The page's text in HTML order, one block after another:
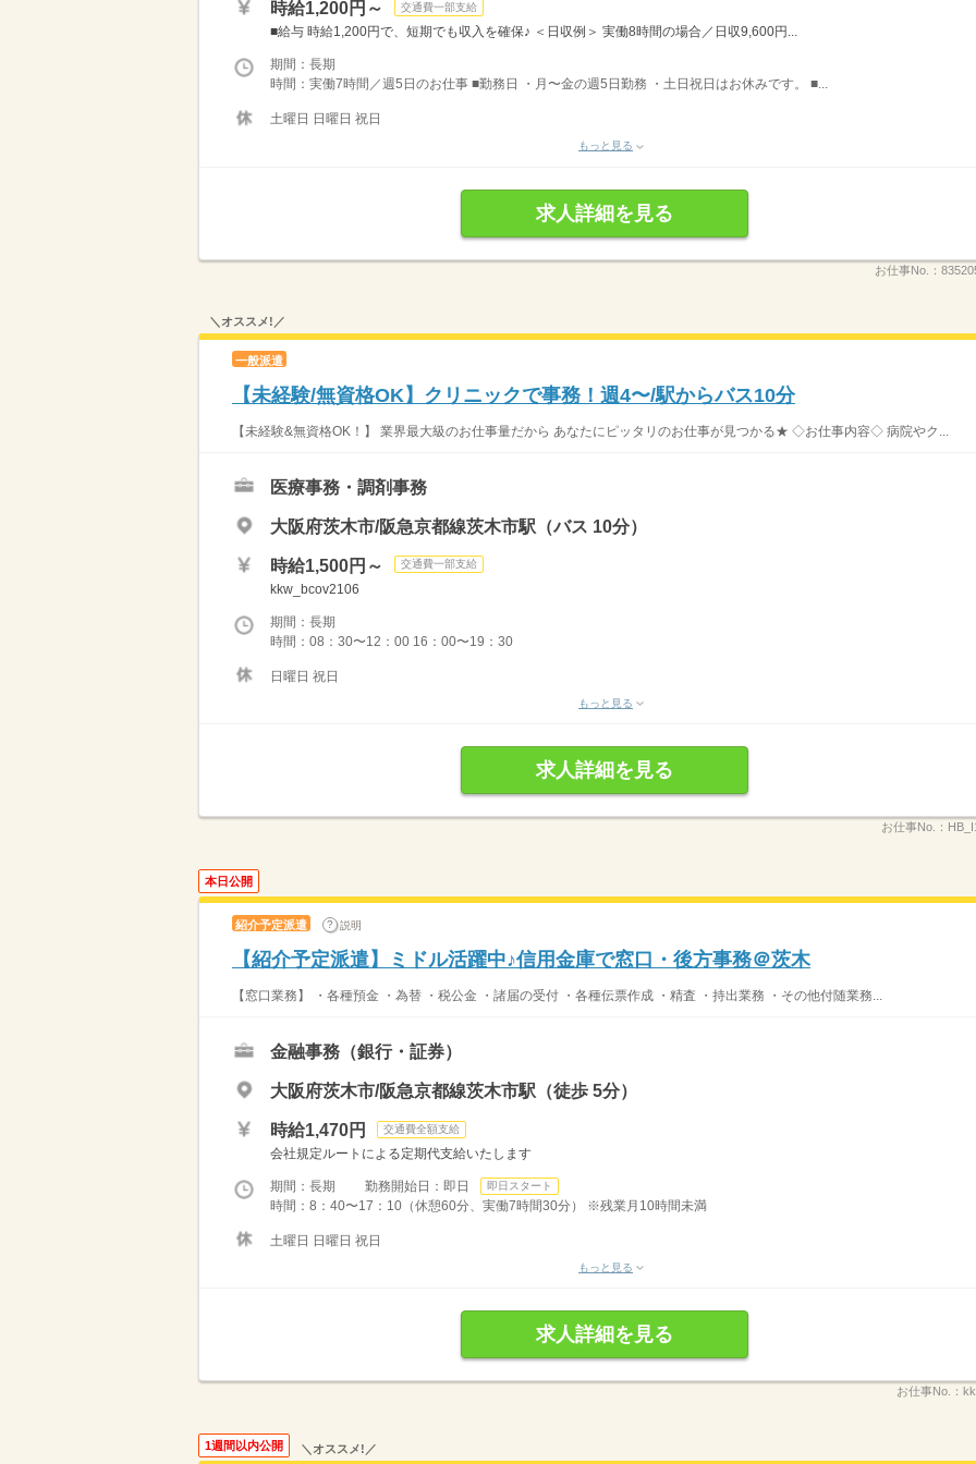
時給1,200円～ 交通費一部支給
■給与 時給1,200円で、短期でも収入を確保♪ ＜日収例＞ 実働8時間の場合／日収9,600円...
期間：長期
時間：実働7時間／週5日のお仕事 ■勤務日 ・月〜金の週5日勤務 ・土日祝日はお休みです。 ■...
土曜日 日曜日 祝日
もっと見る
求人詳細を見る
お仕事No.：
＼オススメ!／
一般派遣
【未経験/無資格OK】クリニックで事務！週4〜/駅からバス10分
【未経験&無資格OK！】 業界最大級のお仕事量だから あなたにピッタリのお仕事が見つかる★ ◇お仕事内容◇ 病院やク...
医療事務・調剤事務
大阪府茨木市/阪急京都線茨木市駅（バス 10分）
時給1,500円～ 交通費一部支給
kkw_bcov2106
期間：長期
時間：08：30〜12：00 16：00〜19：30
日曜日 祝日
もっと見る
求人詳細を見る
お仕事No.：
本日公開
紹介予定派遣 説明
【紹介予定派遣】ミドル活躍中♪信用金庫で窓口・後方事務＠茨木
【窓口業務】 ・各種預金 ・為替 ・税公金 ・諸届の受付 ・各種伝票作成 ・精査 ・持出業務 ・その他付随業務...
金融事務（銀行・証券）
大阪府茨木市/阪急京都線茨木市駅（徒歩 5分）
時給1,470円 交通費全額支給
会社規定ルートによる定期代支給いたします
期間：長期 勤務開始日：即日 即日スタート
時間：8：40〜17：10（休憩60分、実働7時間30分） ※残業月10時間未満
土曜日 日曜日 祝日
もっと見る
求人詳細を見る
お仕事No.：
1週間以内公開 ＼オススメ!／